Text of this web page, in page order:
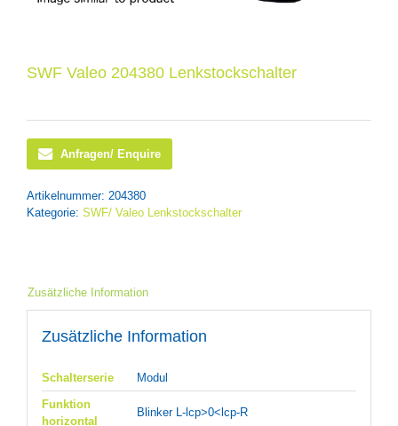
SWF Valeo 204380 Lenkstockschalter
Anfragen/ Enquire
Artikelnummer: 204380
Kategorie: SWF/ Valeo Lenkstockschalter
Zusätzliche Information
Zusätzliche Information
Schalterserie
Modul
Funktion
horizontal
Blinker L-lcp>0<lcp-R